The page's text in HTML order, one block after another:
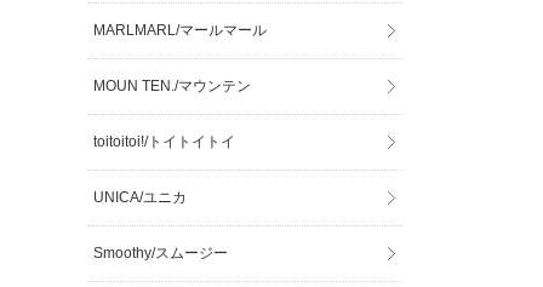
MARLMARL/マールマール
MOUN TEN./マウンテン
toitoitoi!/トイトイトイ
UNICA/ユニカ
Smoothy/スムージー